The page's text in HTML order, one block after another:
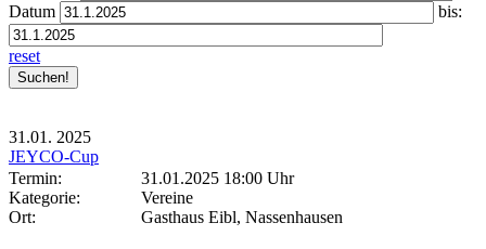
Datum
bis:
reset
31.01. 2025
JEYCO-Cup
Termin:
31.01.2025 18:00 Uhr
Kategorie:
Vereine
Ort:
Gasthaus Eibl, Nassenhausen